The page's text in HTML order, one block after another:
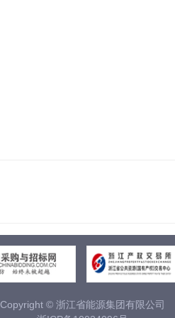
Copyright © 浙江省能源集团有限公司